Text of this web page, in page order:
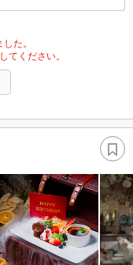
た。
てください。